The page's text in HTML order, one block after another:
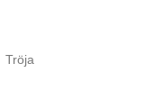
Tröja